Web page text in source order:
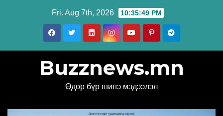
Fri. Aug 7th, 2026 10:35:50 PM
Buzznews.mn
Өдөр бүр шинэ мэдээлэл